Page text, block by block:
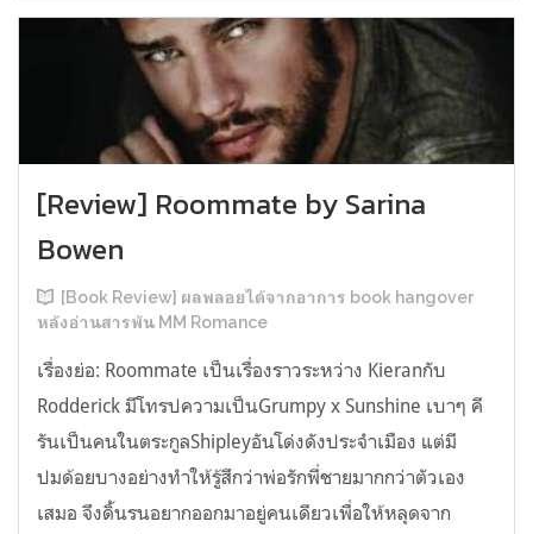
[Review] Roommate by Sarina
Bowen
[Book Review] ผลพลอยได้จากอาการ book hangover
หลังอ่านสารพัน MM Romance
เรื่องย่อ: Roommate เป็นเรื่องราวระหว่าง Kieranกับ
Rodderick มีโทรปความเป็นGrumpy x Sunshine เบาๆ คี
รันเป็นคนในตระกูลShipleyอันโด่งดังประจำเมือง แต่มี
ปมด้อยบางอย่างทำให้รู้สึกว่าพ่อรักพี่ชายมากกว่าตัวเอง
เสมอ จึงดิ้นรนอยากออกมาอยู่คนเดียวเพื่อให้หลุดจาก